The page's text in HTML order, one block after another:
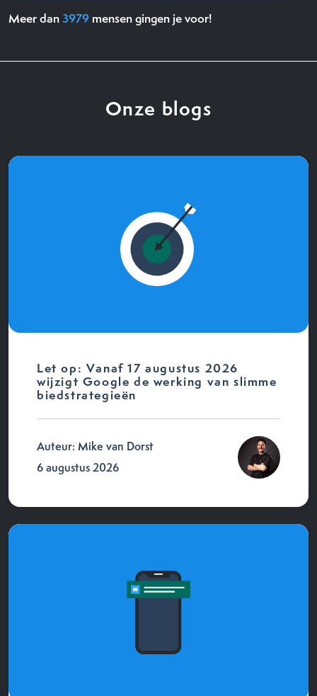
Meer dan3979 mensen gingen je voor!
Onze blogs
Let op: Vanaf 17 augustus 2026
wijzigt Google de werking van slimme
biedstrategieën
Auteur: Mike van Dorst
6 augustus 2026